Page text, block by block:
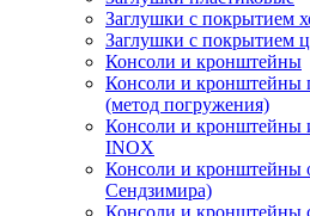
Заглушки с покрытием
Заглушки с покрытием
Консоли и кронштейны
Консоли и кронштейны
(метод погружения)
Консоли и кронштейны
INOX
Консоли и кронштейны
Сендзимира)
Консоли и кронштейны